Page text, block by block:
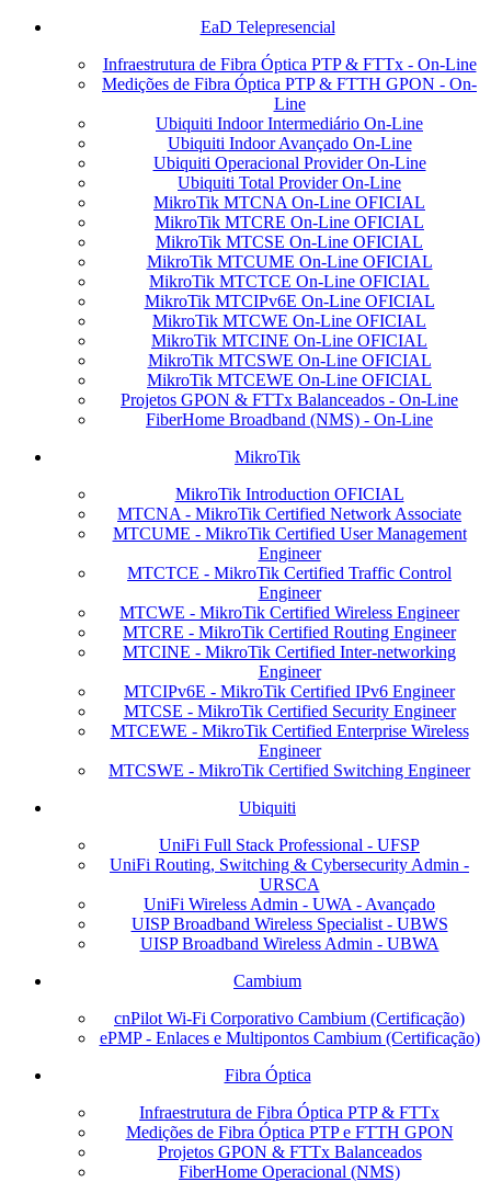
EaD Telepresencial
Infraestrutura de Fibra Óptica PTP & FTTx - On-Line
Medições de Fibra Óptica PTP & FTTH GPON - On-
Line
Ubiquiti Indoor Intermediário On-Line
Ubiquiti Indoor Avançado On-Line
Ubiquiti Operacional Provider On-Line
Ubiquiti Total Provider On-Line
MikroTik MTCNA On-Line OFICIAL
MikroTik MTCRE On-Line OFICIAL
MikroTik MTCSE On-Line OFICIAL
MikroTik MTCUME On-Line OFICIAL
MikroTik MTCTCE On-Line OFICIAL
MikroTik MTCIPv6E On-Line OFICIAL
MikroTik MTCWE On-Line OFICIAL
MikroTik MTCINE On-Line OFICIAL
MikroTik MTCSWE On-Line OFICIAL
MikroTik MTCEWE On-Line OFICIAL
Projetos GPON & FTTx Balanceados - On-Line
FiberHome Broadband (NMS) - On-Line
MikroTik
MikroTik Introduction OFICIAL
MTCNA - MikroTik Certified Network Associate
MTCUME - MikroTik Certified User Management
Engineer
MTCTCE - MikroTik Certified Traffic Control
Engineer
MTCWE - MikroTik Certified Wireless Engineer
MTCRE - MikroTik Certified Routing Engineer
MTCINE - MikroTik Certified Inter-networking
Engineer
MTCIPv6E - MikroTik Certified IPv6 Engineer
MTCSE - MikroTik Certified Security Engineer
MTCEWE - MikroTik Certified Enterprise Wireless
Engineer
MTCSWE - MikroTik Certified Switching Engineer
Ubiquiti
UniFi Full Stack Professional - UFSP
UniFi Routing, Switching & Cybersecurity Admin -
URSCA
UniFi Wireless Admin - UWA - Avançado
UISP Broadband Wireless Specialist - UBWS
UISP Broadband Wireless Admin - UBWA
Cambium
cnPilot Wi-Fi Corporativo Cambium (Certificação)
ePMP - Enlaces e Multipontos Cambium (Certificação)
Fibra Óptica
Infraestrutura de Fibra Óptica PTP & FTTx
Medições de Fibra Óptica PTP e FTTH GPON
Projetos GPON & FTTx Balanceados
FiberHome Operacional (NMS)